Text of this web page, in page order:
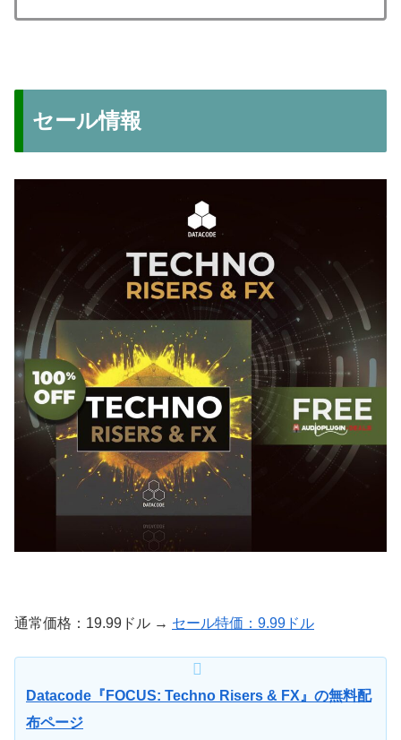
セール情報
通常価格：19.99ドル → セール特価：9.99ドル
Datacode『FOCUS: Techno Risers & FX』の無料配
布ページ